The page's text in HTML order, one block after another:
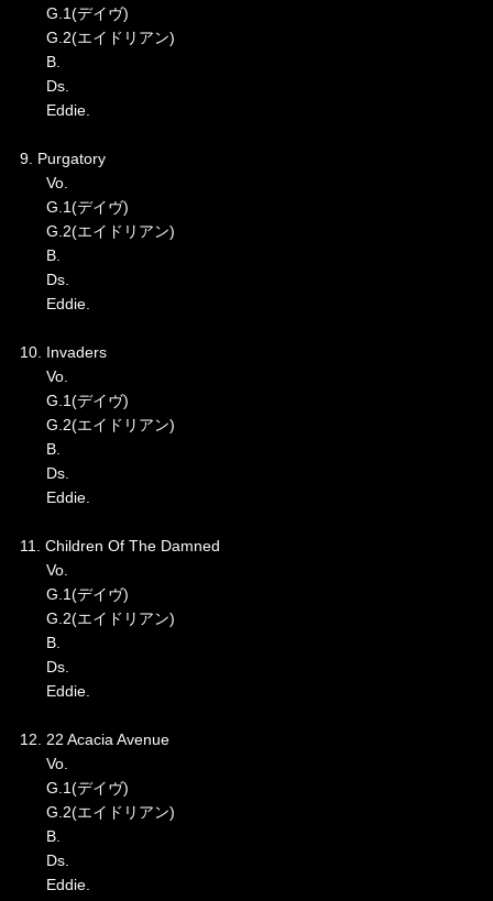
G.1(デイヴ)
G.2(エイドリアン)
B.
Ds.
Eddie.
9. Purgatory
Vo.
G.1(デイヴ)
G.2(エイドリアン)
B.
Ds.
Eddie.
10. Invaders
Vo.
G.1(デイヴ)
G.2(エイドリアン)
B.
Ds.
Eddie.
11. Children Of The Damned
Vo.
G.1(デイヴ)
G.2(エイドリアン)
B.
Ds.
Eddie.
12. 22 Acacia Avenue
Vo.
G.1(デイヴ)
G.2(エイドリアン)
B.
Ds.
Eddie.